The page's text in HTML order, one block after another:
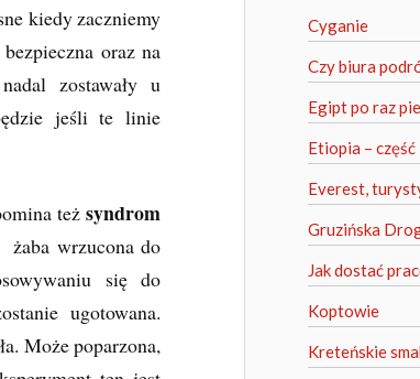
kiedy zaczniemy
oraz na
zostawały u
jeśli te linie
teżsyndrom
żaba wrzucona do
się do
ugotowana.
Może poparzona,
Cyganie
Czy biura
Egipt po raz
Etiopia – część
Everest,
Gruzińska
Jak dostać
Koptowie
Kreteńskie